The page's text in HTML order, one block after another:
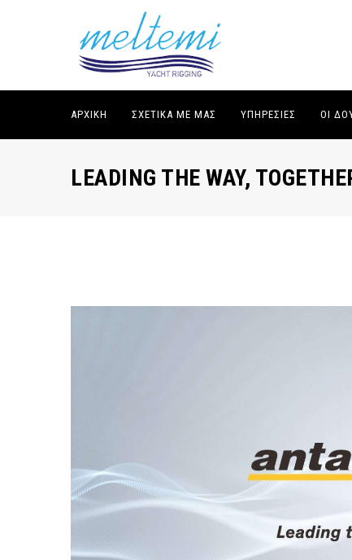
ΑΡΧΙΚΉ ΣΧΕΤΙΚΆ ΜΕ ΜΑΣ ΥΠΗΡΕΣΊΕΣ ΟΙ
LEADING THE WAY,